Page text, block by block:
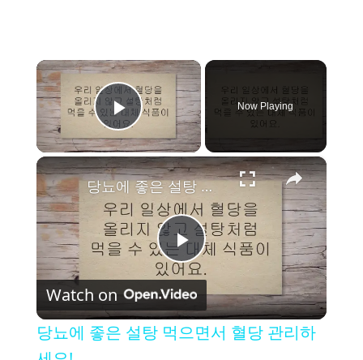
×
Play Video
Now Playing
×
P
l
당뇨에 좋은 설탕 먹으면서 혈당 관리하세요!
Watch on
당뇨에 좋은 설탕 먹으면서 혈당 관리하